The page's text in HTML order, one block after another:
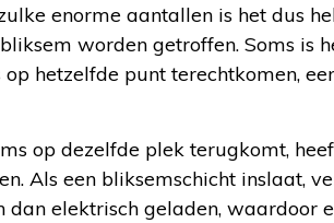
enorme aantallen is het dus
worden getroffen. Soms is
hetzelfde punt terechtkomen,
op dezelfde plek terugkomt,
Als een bliksemschicht inslaat,
dan elektrisch geladen, waardoor